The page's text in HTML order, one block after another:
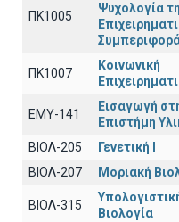
ΠΚ1005
Ψυχολογία
ΠΚ1007
Κοινωνική
EΜY-141
Εισαγωγή
Επιστήμη
ΒΙΟΛ-205 Γενετική Ι
ΒΙΟΛ-207
Μοριακή
ΒΙΟΛ-315
Βιολογία